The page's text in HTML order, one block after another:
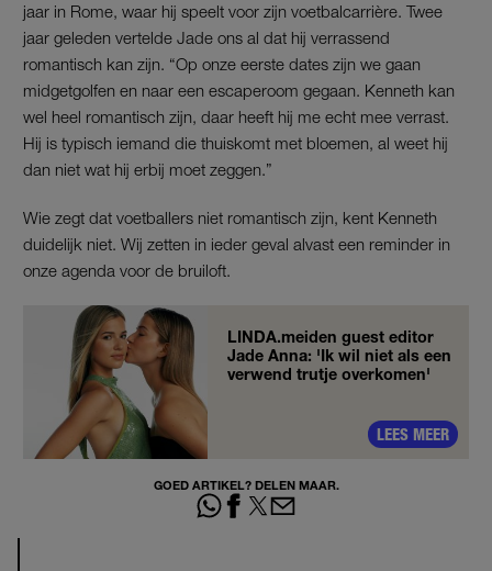
jaar in Rome, waar hij speelt voor zijn voetbalcarrière. Twee
jaar geleden vertelde Jade ons al dat hij verrassend
romantisch kan zijn. “Op onze eerste dates zijn we gaan
midgetgolfen en naar een escaperoom gegaan. Kenneth kan
wel heel romantisch zijn, daar heeft hij me echt mee verrast.
Hij is typisch iemand die thuiskomt met bloemen, al weet hij
dan niet wat hij erbij moet zeggen.”
Wie zegt dat voetballers niet romantisch zijn, kent Kenneth
duidelijk niet. Wij zetten in ieder geval alvast een reminder in
onze agenda voor de bruiloft.
LINDA.meiden guest editor
Jade Anna: 'Ik wil niet als een
verwend trutje overkomen'
LEES MEER
GOED ARTIKEL? DELEN MAAR.